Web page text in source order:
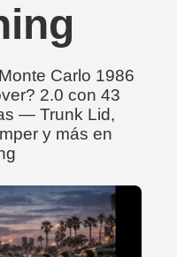
Carlo 1986
2.0 con 43
— Trunk Lid,
y más en